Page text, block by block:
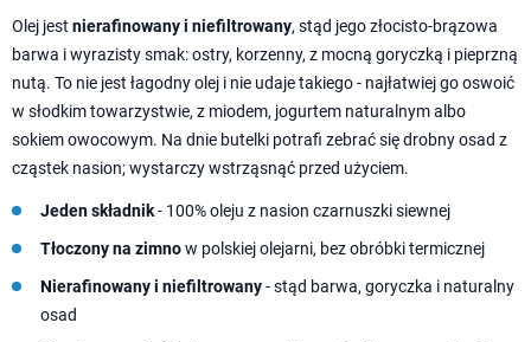
Olej jest nierafinowany i niefiltrowany, stąd jego złocisto-brązowa
barwa i wyrazisty smak: ostry, korzenny, z mocną goryczką i pieprzną
nutą. To nie jest łagodny olej i nie udaje takiego - najłatwiej go oswoić
w słodkim towarzystwie, z miodem, jogurtem naturalnym albo
sokiem owocowym. Na dnie butelki potrafi zebrać się drobny osad z
cząstek nasion; wystarczy wstrząsnąć przed użyciem.
Jeden składnik- 100% oleju z nasion czarnuszki siewnej
Tłoczony na zimnow polskiej olejarni, bez obróbki termicznej
Nierafinowany i niefiltrowany- stąd barwa, goryczka i naturalny
osad